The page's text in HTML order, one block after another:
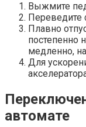
Выжмите
Переведите
Плавно
постепенно
медленно,
Для
автомате